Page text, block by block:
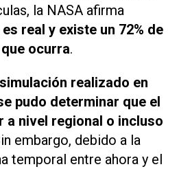
la NASA afirma
real y existe un 72% de
ocurra.
realizado en
pudo determinar que el
a nivel regional o incluso
embargo, debido a la
temporal entre ahora y el